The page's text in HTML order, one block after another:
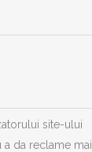
site-ului
da reclame mai